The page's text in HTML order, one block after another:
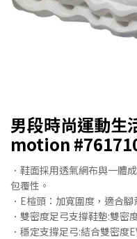
男段時尚運動
motion
．鞋面採用透氣網布與一體
包覆性。
．E楦頭：加寬圍度，適合
．雙密度足弓支撐鞋墊:雙密
．穩定支撐足弓:結合雙密度